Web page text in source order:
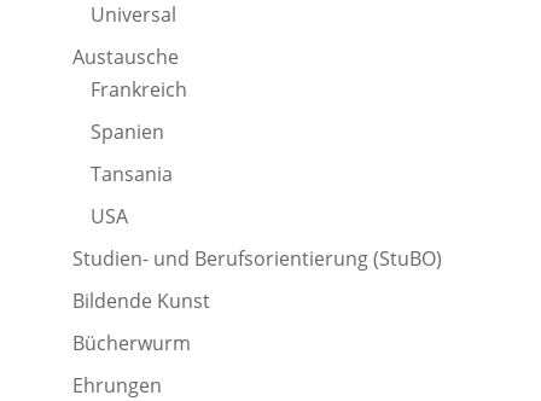
Universal
Austausche
Frankreich
Spanien
Tansania
USA
Studien- und Berufsorientierung (StuBO)
Bildende Kunst
Bücherwurm
Ehrungen